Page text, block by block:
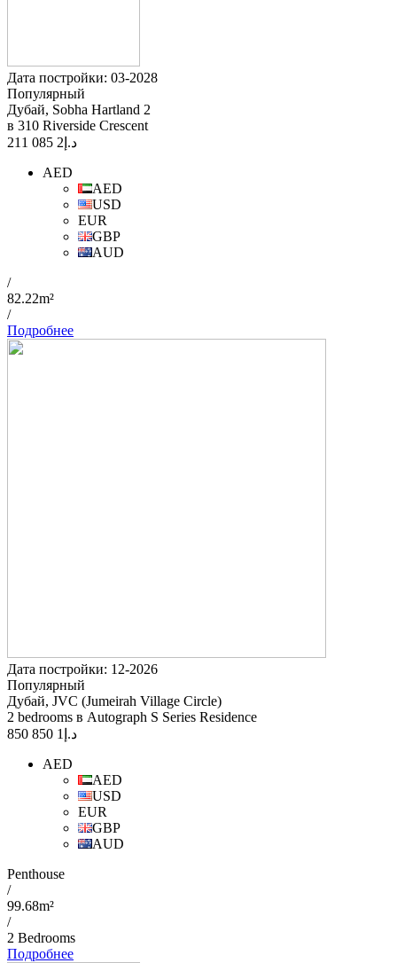
Дата постройки: 03-2028
Популярный
Дубай, Sobha Hartland 2
в 310 Riverside Crescent
د.إ 2 085 211
AED
AED
USD
EUR
GBP
AUD
/
82.22m²
/
Подробнее
Дата постройки: 12-2026
Популярный
Дубай, JVC (Jumeirah Village Circle)
2 bedrooms в Autograph S Series Residence
د.إ 1 850 850
AED
AED
USD
EUR
GBP
AUD
Penthouse
/
99.68m²
/
2 Bedrooms
Подробнее